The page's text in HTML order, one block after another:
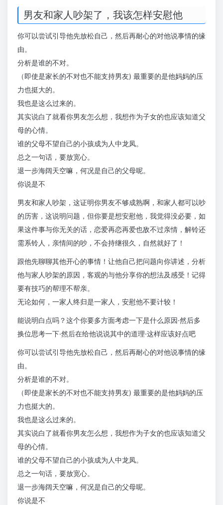
男友和家人吵架了，我该怎样安慰他
你可以尝试引导他先放松自己，然后再耐心的对他说事情的缘
由。
分析是谁的不对。
（即使是家长的不对也不能支持男友) 最重要的是他妈妈的压
力也挺大的。
我也是这么过来的。
其实说白了就看你男友怎么想，我想作为子女的也应该知道父
母的心情。
谁的父母不望自己的小孩成为人中龙凤。
总之一句话，要放宽心。
退一步海阔天空嘛，何况是自己的父母呢。
你说是不
男友和家人吵架，这证明你男友不够成熟啊，和家人都可以吵
的历害，这说明问题，但你要是想安慰他，我觉得没必要，如
果这件事与你无关的话，恋爱再恋再爱也敌不过亲情，解铃还
需系铃人，亲情间的吵，不会持继很久，自然就好了！
跟他先聊聊其他开心的事情！让他自己把问题向你讲述，分析
他与家人吵架的原因，客观的与他分享你的想法及感受！记得
要有技巧的帮理不帮亲。
无论如何，一家人终归是一家人，安慰他不要计较！
能说明白点吗？这个你要多方面考虑一下是什么原因·然后多
换位思考一下·然后在给他说说其中的道理·这样应该好点吧
你可以尝试引导他先放松自己，然后再耐心的对他说事情的缘
由。
分析是谁的不对。
（即使是家长的不对也不能支持男友) 最重要的是他妈妈的压
力也挺大的。
我也是这么过来的。
其实说白了就看你男友怎么想，我想作为子女的也应该知道父
母的心情。
谁的父母不望自己的小孩成为人中龙凤。
总之一句话，要放宽心。
退一步海阔天空嘛，何况是自己的父母呢。
你说是不